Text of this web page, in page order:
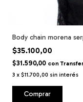
Body chain morena
$35.100,00
$31.590,00 con
3 x $11.700,00 sin interés
Comprar